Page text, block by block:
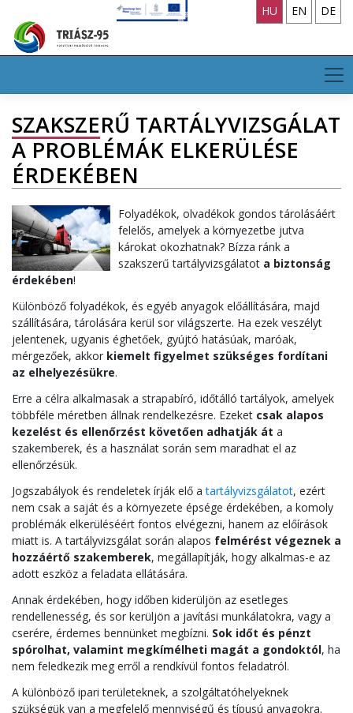
content
HU EN DE
SZAKSZERŰ TARTÁLYVIZSGÁLAT
A PROBLÉMÁK ELKERÜLÉSE
ÉRDEKÉBEN
Folyadékok, olvadékok gondos tárolásáért
felelős, amelyek a környezetbe jutva
károkat okozhatnak? Bízza ránk a
szakszerű tartályvizsgálatot a biztonság
érdekében!
Különböző folyadékok, és egyéb anyagok előállítására, majd
szállítására, tárolására kerül sor világszerte. Ha ezek veszélyt
jelentenek, ugyanis éghetőek, gyújtó hatásúak, maróak,
mérgezőek, akkor kiemelt figyelmet szükséges fordítani
az elhelyezésükre.
Erre a célra alkalmasak a strapabíró, időtálló tartályok, amelyek
többféle méretben állnak rendelkezésre. Ezeket csak alapos
kezelést és ellenőrzést követően adhatják át a
szakemberek, és a használat során sem maradhat el az
ellenőrzésük.
Jogszabályok és rendeletek írják elő atartályvizsgálatot, ezért
nem csak a saját és a környezete épsége érdekében, a komoly
problémák elkerüléséért fontos elvégezni, hanem az előírások
miatt is. A tartályvizsgálat során alapos felmérést végeznek a
hozzáértő szakemberek, megállapítják, hogy alkalmas-e az
adott eszköz a feladata ellátására.
Annak érdekében, hogy időben kiderüljön az esetleges
rendellenesség, és sor kerüljön a javítási munkálatokra, vagy a
cserére, érdemes bennünket megbízni. Sok időt és pénzt
spórolhat, valamint megkímélheti magát a gondoktól, ha
nem feledkezik meg erről a rendkívül fontos feladatról.
A különböző ipari területeknek, a szolgáltatóhelyeknek
szükségük van a megfelelő mennyiségű és típusú anyagokra.